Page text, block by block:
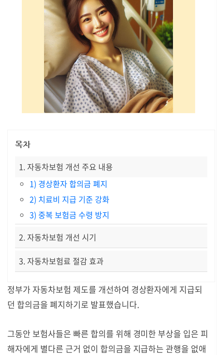
목차
1. 자동차보험 개선 주요 내용
1) 경상환자 합의금 폐지
2) 치료비 지급 기준 강화
3) 중복 보험금 수령 방지
2. 자동차보험 개선 시기
3. 자동차보험료 절감 효과
정부가 자동차보험 제도를 개선하여 경상환자에게 지급되
던 합의금을 폐지하기로 발표했습니다.
그동안 보험사들은 빠른 합의를 위해 경미한 부상을 입은 피
해자에게 별다른 근거 없이 합의금을 지급하는 관행을 없애